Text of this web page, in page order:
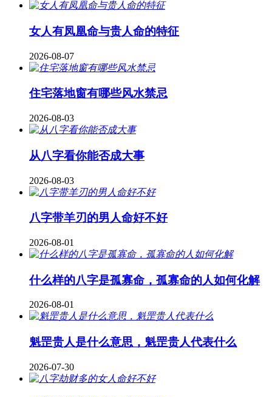
女人有凤凰命与贵人命的特征
2026-08-07
住宅落地窗有哪些风水禁忌
2026-08-03
从八字看你能否成大事
2026-08-03
八字带羊刃的男人命好不好
2026-08-01
什么样的八字是孤寡命，孤寡命的人如何化解
2026-08-01
魁罡贵人是什么意思，魁罡贵人代表什么
2026-07-30